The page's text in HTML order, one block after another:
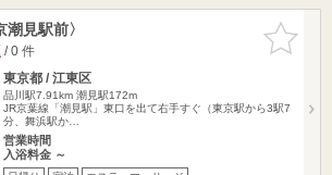
お気に入
りに追加
見駅前〉
/ 0 件
東京都 / 江東区
品川駅7.91km 潮見駅172m
JR京葉線「潮見駅」東口を出て右手すぐ（東京駅から3駅7
分、舞浜駅か…
営業時間
入浴料金 ～